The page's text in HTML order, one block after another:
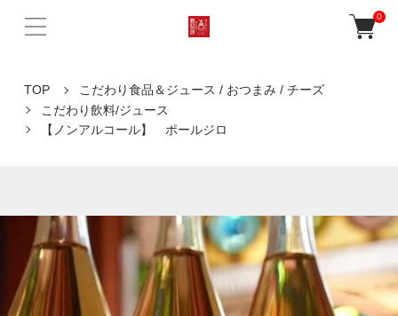
0
TOP
こだわり食品＆ジュース / おつまみ / チーズ
こだわり飲料/ジュース
【ノンアルコール】 ポールジロ